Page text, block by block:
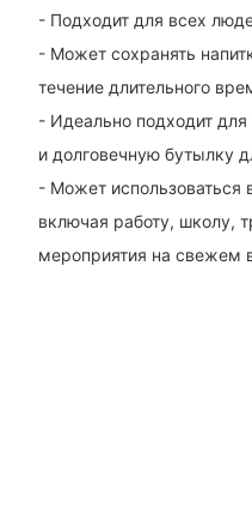
- Подходит для всех
- Может сохранять
течение длительного
- Идеально подходит
и долговечную бутылку
- Может использоваться
включая работу, школу,
мероприятия на свежем